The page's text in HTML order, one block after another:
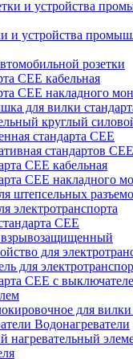
и устройства
розетки
CEE кабельная
CEE накладного
для вилки
круглый
стандарта CEE
стандартов
СЕЕ кабельная
СЕЕ накладного
штепсельных
электротранспорта
CEE
для
для
СЕЕ с
для вилки
Водонагреватели
нагревательный